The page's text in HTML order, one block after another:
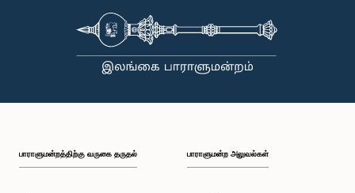
பாராளுமன்றத்திற்கு வருகை தருதல் பாராளுமன்ற அலுவல்கள்